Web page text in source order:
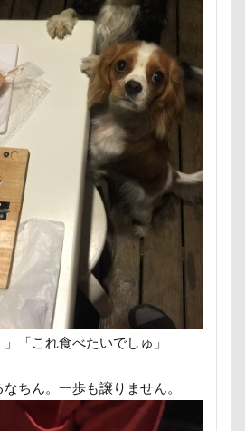
」「これ食べたいでしゅ」
ちん。一歩も譲りません。
ひっぱりっこ
はなちゃん
ののくん
だいふくちゃん
ぶーちゃん（Blendyくん）
すけろくくん
しろいぬカフェ
しまホイ
しずくちゃん
けくん
さくらちゃん
美
すっとぼけ
ごみ好き
ごちそう
ーム
この顔が好き
こちゃん
ここあちゃん
すすきちゃん
すばる0才
ら
すーぱーひーろー
すばる父
すばる母